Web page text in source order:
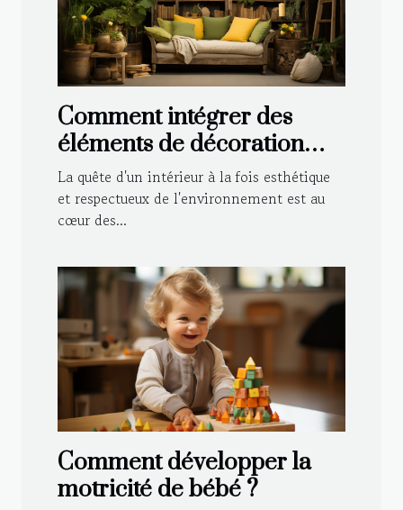
Comment intégrer des
éléments de décoration
durable dans le style
traditionnel de votre
maison
La quête d'un intérieur à la fois esthétique
et respectueux de l'environnement est au
cœur des...
Comment développer la
motricité de bébé ?